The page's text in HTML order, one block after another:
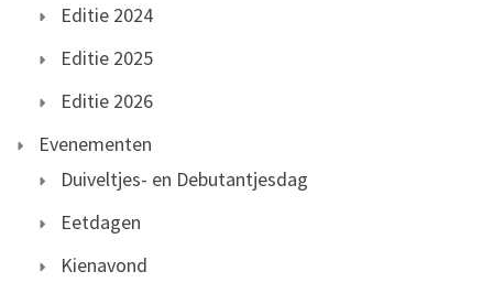
Editie 2024
Editie 2025
Editie 2026
Evenementen
Duiveltjes- en Debutantjesdag
Eetdagen
Kienavond